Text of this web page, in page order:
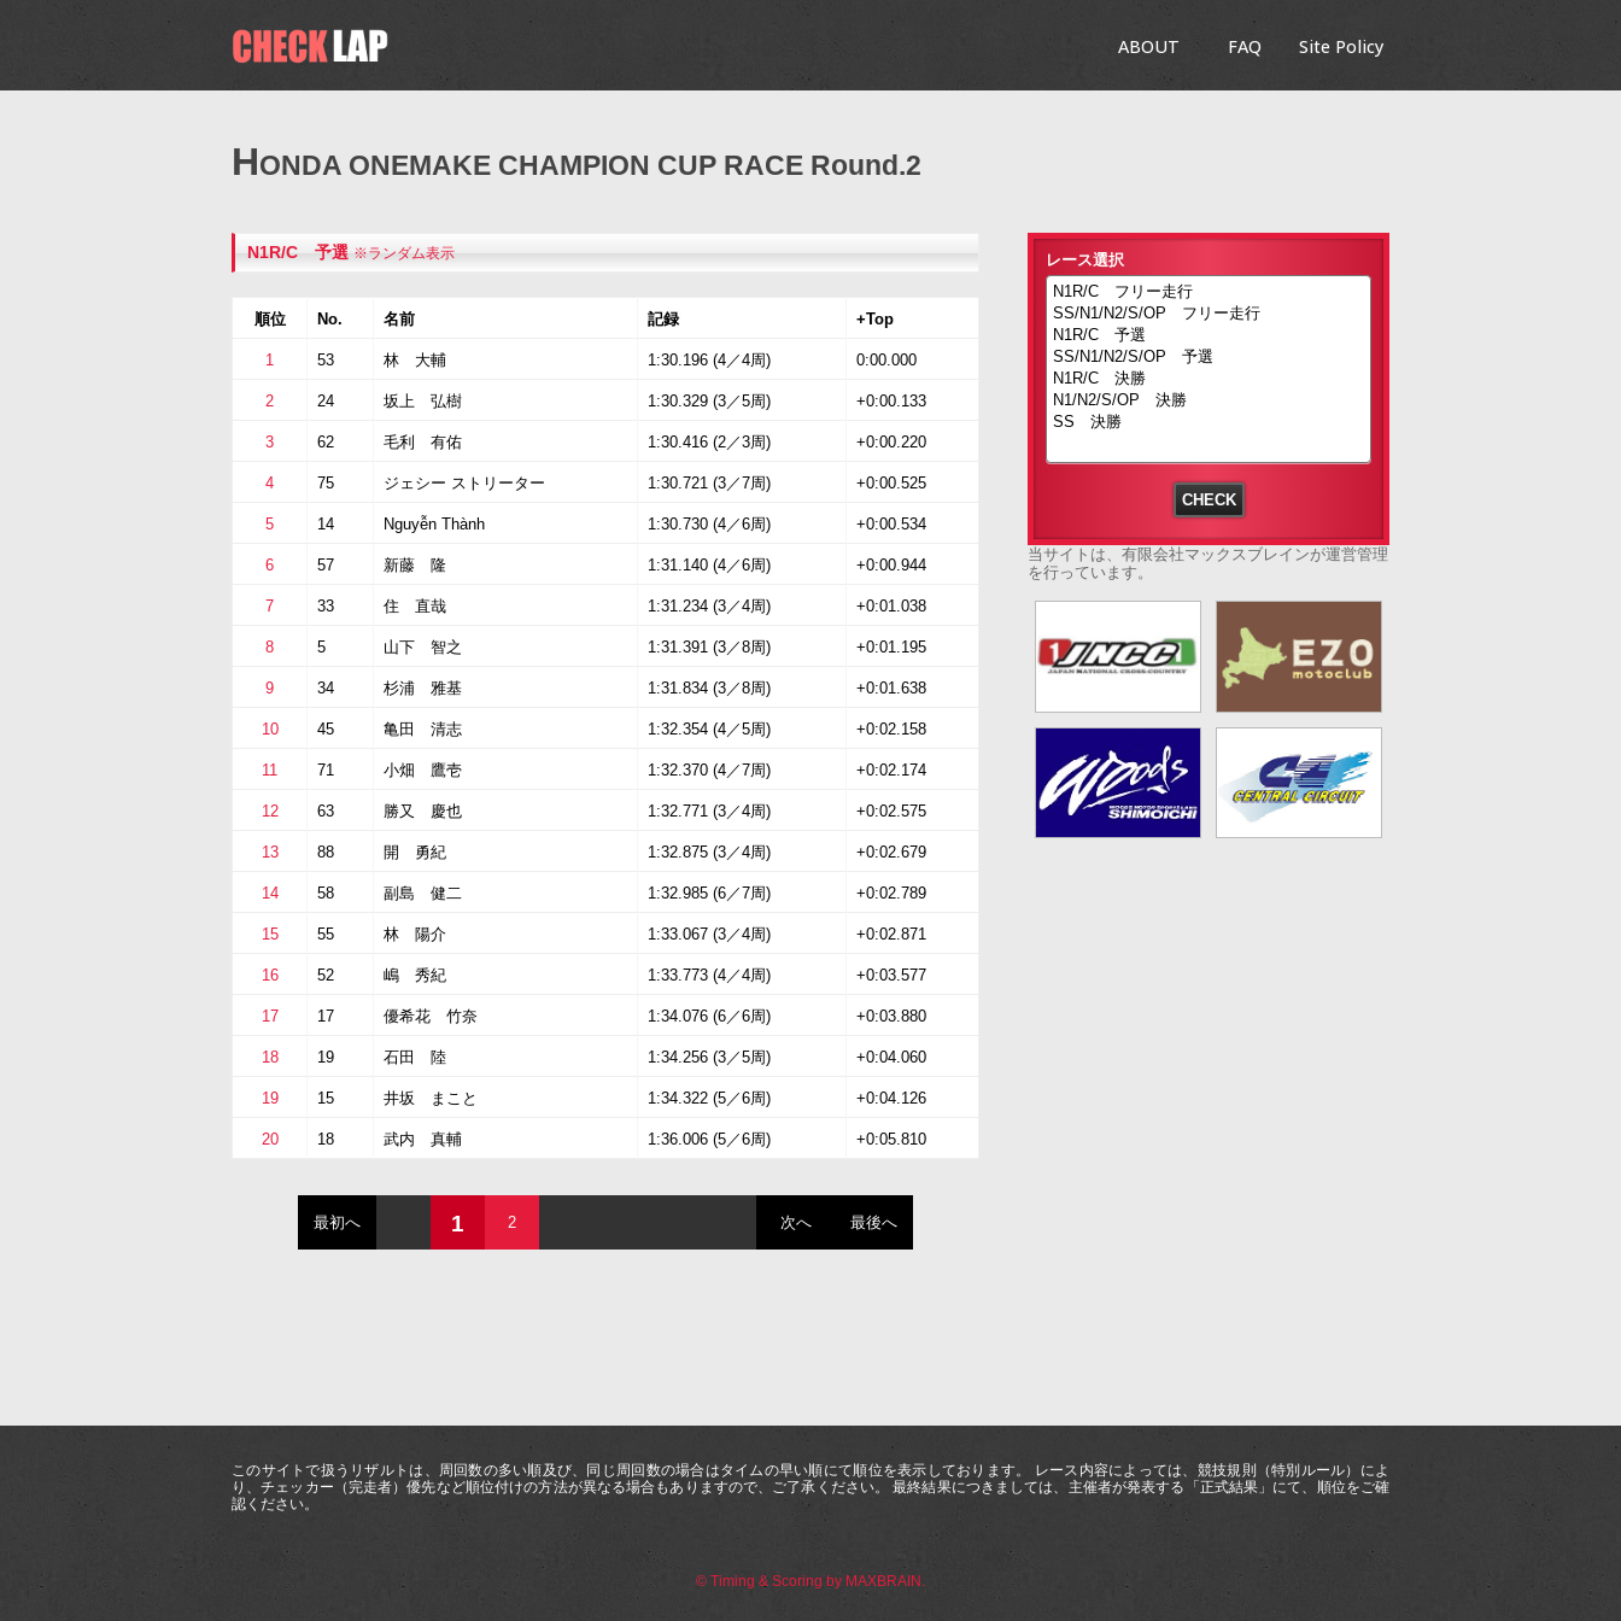
ABOUT FAQ Site Policy
HONDA ONEMAKE CHAMPION CUP RACE Round.2
N1R/C 予選 ※ランダム表示
順位 No. 名前 記録 +Top
1 53 林 大輔 1:30.196 (4／4周) 0:00.000
2 24 坂上 弘樹 1:30.329 (3／5周) +0:00.133
3 62 毛利 有佑 1:30.416 (2／3周) +0:00.220
4 75 ジェシー ストリーター 1:30.721 (3／7周) +0:00.525
5 14 Nguyễn Thành 1:30.730 (4／6周) +0:00.534
6 57 新藤 隆 1:31.140 (4／6周) +0:00.944
7 33 住 直哉 1:31.234 (3／4周) +0:01.038
8 5 山下 智之 1:31.391 (3／8周) +0:01.195
9 34 杉浦 雅基 1:31.834 (3／8周) +0:01.638
10 45 亀田 清志 1:32.354 (4／5周) +0:02.158
11 71 小畑 鷹壱 1:32.370 (4／7周) +0:02.174
12 63 勝又 慶也 1:32.771 (3／4周) +0:02.575
13 88 開 勇紀 1:32.875 (3／4周) +0:02.679
14 58 副島 健二 1:32.985 (6／7周) +0:02.789
15 55 林 陽介 1:33.067 (3／4周) +0:02.871
16 52 嶋 秀紀 1:33.773 (4／4周) +0:03.577
17 17 優希花 竹奈 1:34.076 (6／6周) +0:03.880
18 19 石田 陸 1:34.256 (3／5周) +0:04.060
19 15 井坂 まこと 1:34.322 (5／6周) +0:04.126
20 18 武内 真輔 1:36.006 (5／6周) +0:05.810
最初へ 1 2 次へ 最後へ
レース選択
当サイトは、有限会社マックスブレインが運営管理
を行っています。
このサイトで扱うリザルトは、周回数の多い順及び、同じ周回数の場合はタイムの早い順にて順位を表示しております。 レース内容によっては、競技規則（特別ルール）によ
り、チェッカー（完走者）優先など順位付けの方法が異なる場合もありますので、ご了承ください。 最終結果につきましては、主催者が発表する「正式結果」にて、順位をご確
認ください。
© Timing & Scoring by MAXBRAIN.